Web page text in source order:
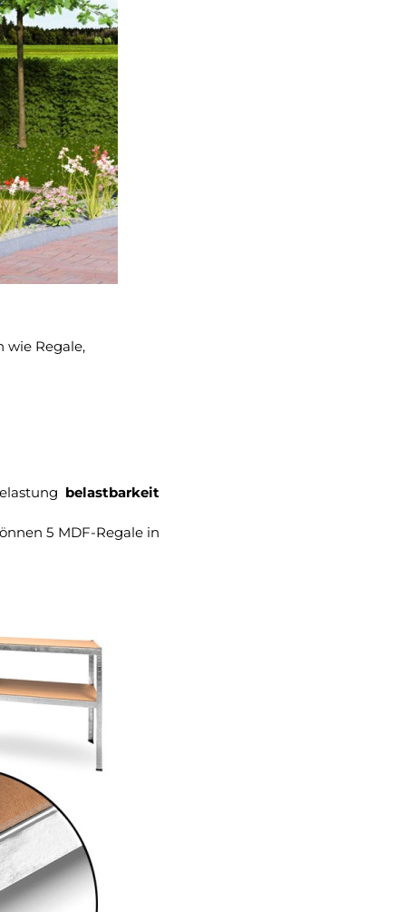
Regale,
belastbarkeit
5 MDF-Regale in